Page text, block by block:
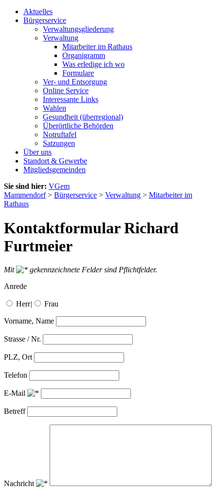
Aktuelles
Bürgerservice
Verwaltungsgliederung
Verwaltung
Mitarbeiter im Rathaus
Organigramm
Was erledige ich wo
Formulare
Ver- und Entsorgung
Online Service
Interessante Links
Wahlen
Gesundheit (überregional)
Überörtliche Behörden
Notruftafel
Satzungen
Über uns
Standort & Gewerbe
Mitgliedsgemeinden
Sie sind hier: VGem
Mammendorf> Bürgerservice > Verwaltung > Mitarbeiter im
Rathaus
Kontaktformular Richard
Furtmeier
Mit
gekennzeichnete Felder sind Pflichtfelder.
Anrede
Herr| Frau
Vorname, Name
Strasse / Nr.
PLZ, Ort
Telefon
E-Mail
Betreff
Nachricht